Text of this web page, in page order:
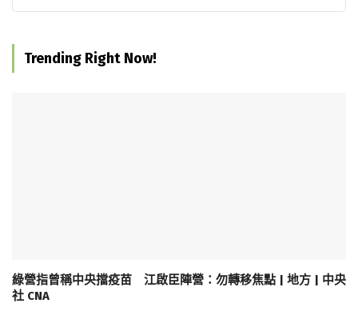
Trending Right Now!
綠營指曾稱中央擋疫苗 江啟臣陣營：勿轉移焦點 | 地方 | 中央
社 CNA